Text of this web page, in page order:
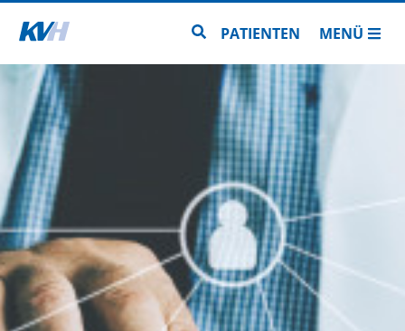
Zur Startseite Zur Seitensuche
PATIENTEN MENÜ